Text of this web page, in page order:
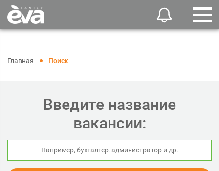
Главная Поиск
Введите название
вакансии: